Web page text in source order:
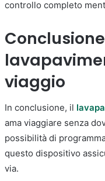
controllo completo
viaggio
In conclusione, il
ama viaggiare senza
possibilità di
questo dispositivo
via.